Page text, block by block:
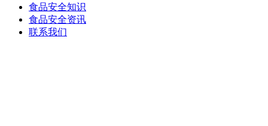
食品安全知识
食品安全资讯
联系我们